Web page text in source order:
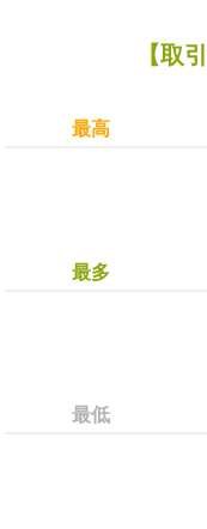
【取
最高
最多
最低